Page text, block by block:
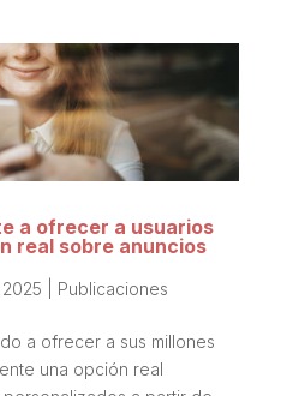
a ofrecer a usuarios
real sobre anuncios
Publicaciones
a ofrecer a sus millones
una opción real